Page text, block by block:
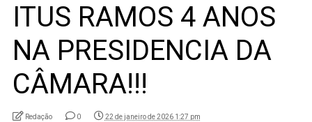
ITUS RAMOS 4 ANOS
NA PRESIDENCIA DA
CÂMARA!!!
Redação 0 22 de janeiro de 2026 1:27 pm